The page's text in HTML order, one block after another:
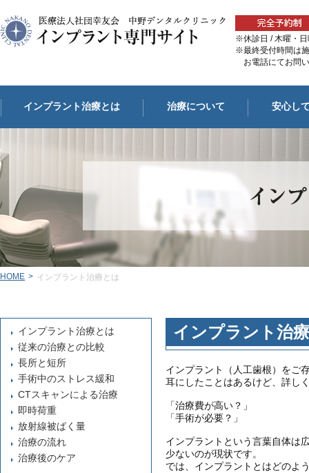
※休診日 / 木曜・
※最終受付時間は
お電話にてお問
インプラント治療とは 治療について 安心し
HOME > インプラント治療とは
インプラント治療とは
従来の治療との比較
長所と短所
手術中のストレス緩和
CTスキャンによる治療
即時荷重
放射線被ばく量
治療の流れ
治療後のケア
インプラント治
インプラント（人工歯根）をご
耳にしたことはあるけど、詳し
「治療費が高い？」
「手術が必要？」
インプラントという言葉自体は
少ないのが現状です。
では、インプラントとはどのよ